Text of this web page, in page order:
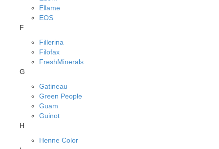
Ellame
EOS
F
Fillerina
Filofax
FreshMinerals
G
Gatineau
Green People
Guam
Guinot
H
Henne Color